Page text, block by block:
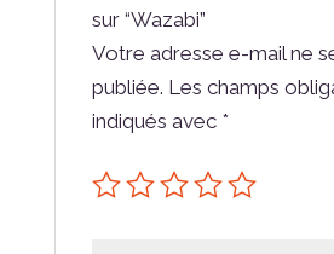
sur “Wazabi”
Votre adresse e-mail ne
publiée. Les champs
indiqués avec *